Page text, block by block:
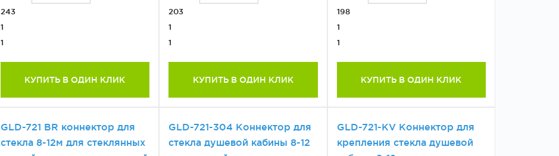
243
1
1
КУПИТЬ В ОДИН КЛИК
203
1
1
КУПИТЬ В ОДИН КЛИК
198
1
1
КУПИТЬ В ОДИН КЛИК
GLD-721 BR коннектор для
стекла 8-12м для стеклянных
GLD-721-304 Коннектор для
стекла душевой кабины 8-12
GLD-721-KV Коннектор для
крепления стекла душевой